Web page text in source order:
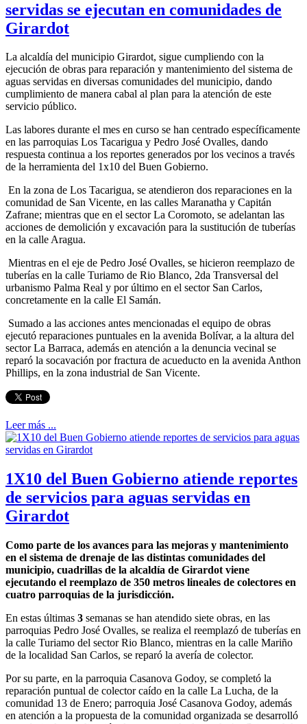
servidas se ejecutan en comunidades de
Girardot
La alcaldía del municipio Girardot, sigue cumpliendo con la
ejecución de obras para reparación y mantenimiento del sistema de
aguas servidas en diversas comunidades del municipio, dando
cumplimiento de manera cabal al plan para la atención de este
servicio público.
Las labores durante el mes en curso se han centrado específicamente
en las parroquias Los Tacarigua y Pedro José Ovalles, dando
respuesta continua a los reportes generados por los vecinos a través
de la herramienta del 1x10 del Buen Gobierno.
En la zona de Los Tacarigua, se atendieron dos reparaciones en la
comunidad de San Vicente, en las calles Maranatha y Capitán
Zafrane; mientras que en el sector La Coromoto, se adelantan las
acciones de demolición y excavación para la sustitución de tuberías
en la calle Aragua.
Mientras en el eje de Pedro José Ovalles, se hicieron reemplazo de
tuberías en la calle Turiamo de Rio Blanco, 2da Transversal del
urbanismo Palma Real y por último en el sector San Carlos,
concretamente en la calle El Samán.
Sumado a las acciones antes mencionadas el equipo de obras
ejecutó reparaciones puntuales en la avenida Bolívar, a la altura del
sector La Barraca, además en atención a la denuncia vecinal se
reparó la socavación por fractura de acueducto en la avenida Anthon
Phillips, en la zona industrial de San Vicente.
Leer más ...
1X10 del Buen Gobierno atiende reportes
de servicios para aguas servidas en
Girardot
Como parte de los avances para las mejoras y mantenimiento
en el sistema de drenaje de las distintas comunidades del
municipio, cuadrillas de la alcaldía de Girardot viene
ejecutando el reemplazo de 350 metros lineales de colectores en
cuatro parroquias de la jurisdicción.
En estas últimas 3 semanas se han atendido siete obras, en las
parroquias Pedro José Ovalles, se realiza el reemplazó de tuberías en
la calle Turiamo del sector Rio Blanco, mientras en la calle Mariño
de la localidad San Carlos, se reparó la avería de colector.
Por su parte, en la parroquia Casanova Godoy, se completó la
reparación puntual de colector caído en la calle La Lucha, de la
comunidad 13 de Enero; parroquia José Casanova Godoy, además
en atención a la propuesta de la comunidad organizada se desarrolló